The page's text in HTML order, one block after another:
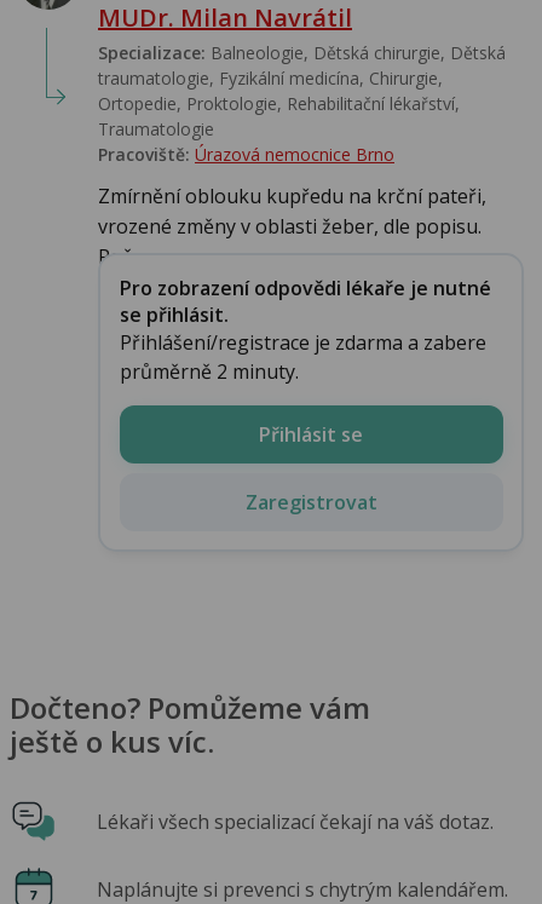
MUDr. Milan Navrátil
Specializace: Balneologie, Dětská chirurgie, Dětská
traumatologie, Fyzikální medicína, Chirurgie,
Ortopedie, Proktologie, Rehabilitační lékařství‎,
Traumatologie
Pracoviště: Úrazová nemocnice Brno
Zmírnění oblouku kupředu na krční pateři,
vrozené změny v oblasti žeber, dle popisu.
Poč...
Pro zobrazení odpovědi lékaře je nutné
se přihlásit.
Přihlášení/registrace je zdarma a zabere
průměrně 2 minuty.
Přihlásit se
Zaregistrovat
Dočteno? Pomůžeme vám
ještě o kus víc.
Lékaři všech specializací čekají na váš dotaz.
Naplánujte si prevenci s chytrým kalendářem.